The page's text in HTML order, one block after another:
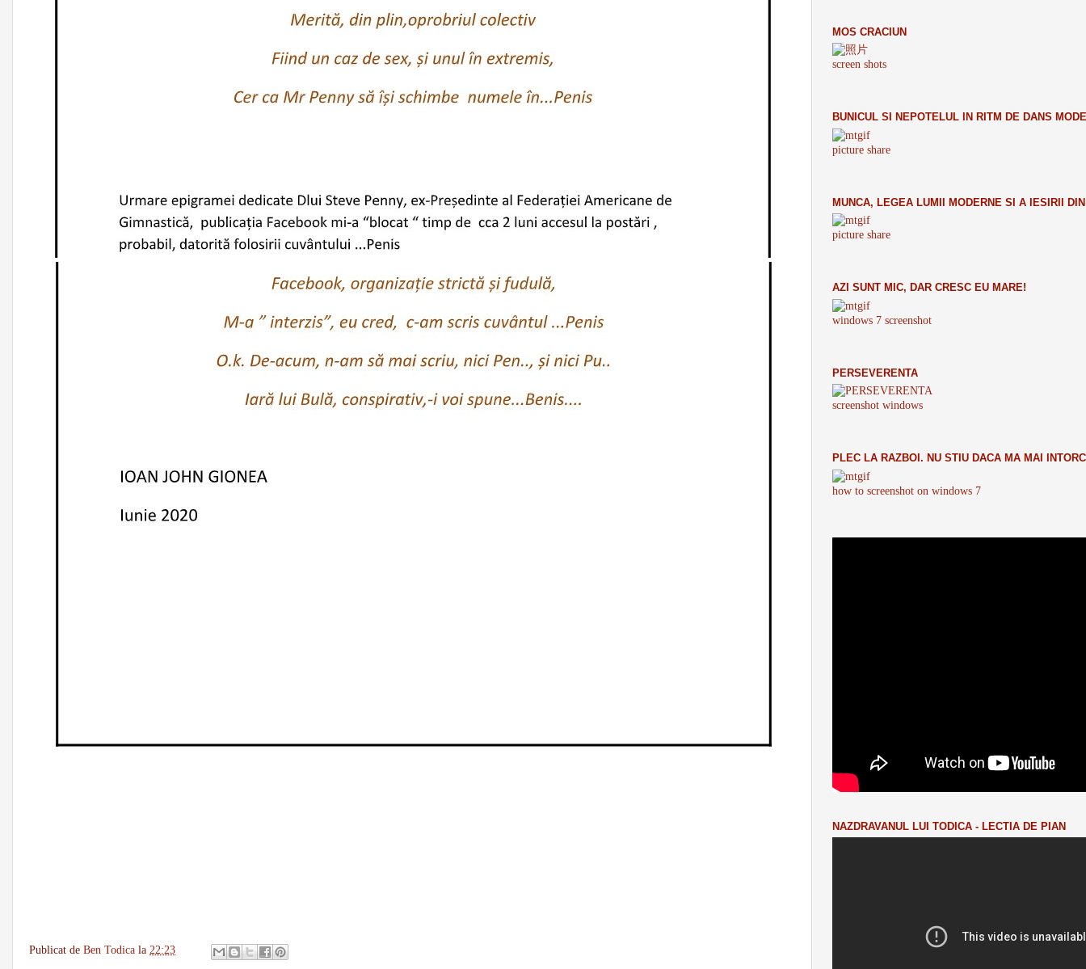
Publicat de Ben Todica la 22:23
MOS CRACIUN
screen shots
BUNICUL SI NEPOTELUL IN RITM DE DANS
picture share
MUNCA, LEGEA LUMII MODERNE SI A IESIRII
picture share
AZI SUNT MIC, DAR CRESC EU MARE!
windows 7 screenshot
PERSEVERENTA
screenshot windows
PLEC LA RAZBOI. NU STIU DACA MA MAI
how to screenshot on windows 7
NAZDRAVANUL LUI TODICA - LECTIA DE PIAN